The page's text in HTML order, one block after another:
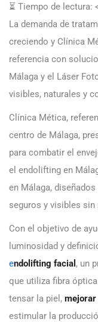
⏳ Tiempo de lectura:
La demanda de
creciendo y Clínica
referencia con
Málaga y el Láser
visibles, naturales y
Clínica Mética,
centro de Málaga,
para combatir el
el endolifting en
en Málaga,
seguros y visibles sin
Con el objetivo de
luminosidad y
endolifting facial , un
que utiliza fibra
tensar la piel,
estimular la